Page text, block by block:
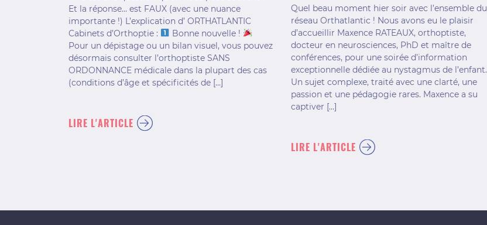
Et la réponse… est FAUX (avec une nuance
importante !) L’explication d’ ORTHATLANTIC
Cabinets d’Orthoptie :
Bonne nouvelle !
Pour un dépistage ou un bilan visuel, vous pouvez
désormais consulter l’orthoptiste SANS
ORDONNANCE médicale dans la plupart des cas
(conditions d’âge et spécificités de […]
LIRE L'ARTICLE
Quel beau moment hier soir avec l’ensemble du
réseau Orthatlantic ! Nous avons eu le plaisir
d’accueillir Maxence RATEAUX, orthoptiste,
docteur en neurosciences, PhD et maître de
conférences, pour une soirée d’information
exceptionnelle dédiée au nystagmus de l’enfant.
Un sujet complexe, traité avec une clarté, une
passion et une pédagogie rares. Maxence a su
captiver […]
LIRE L'ARTICLE